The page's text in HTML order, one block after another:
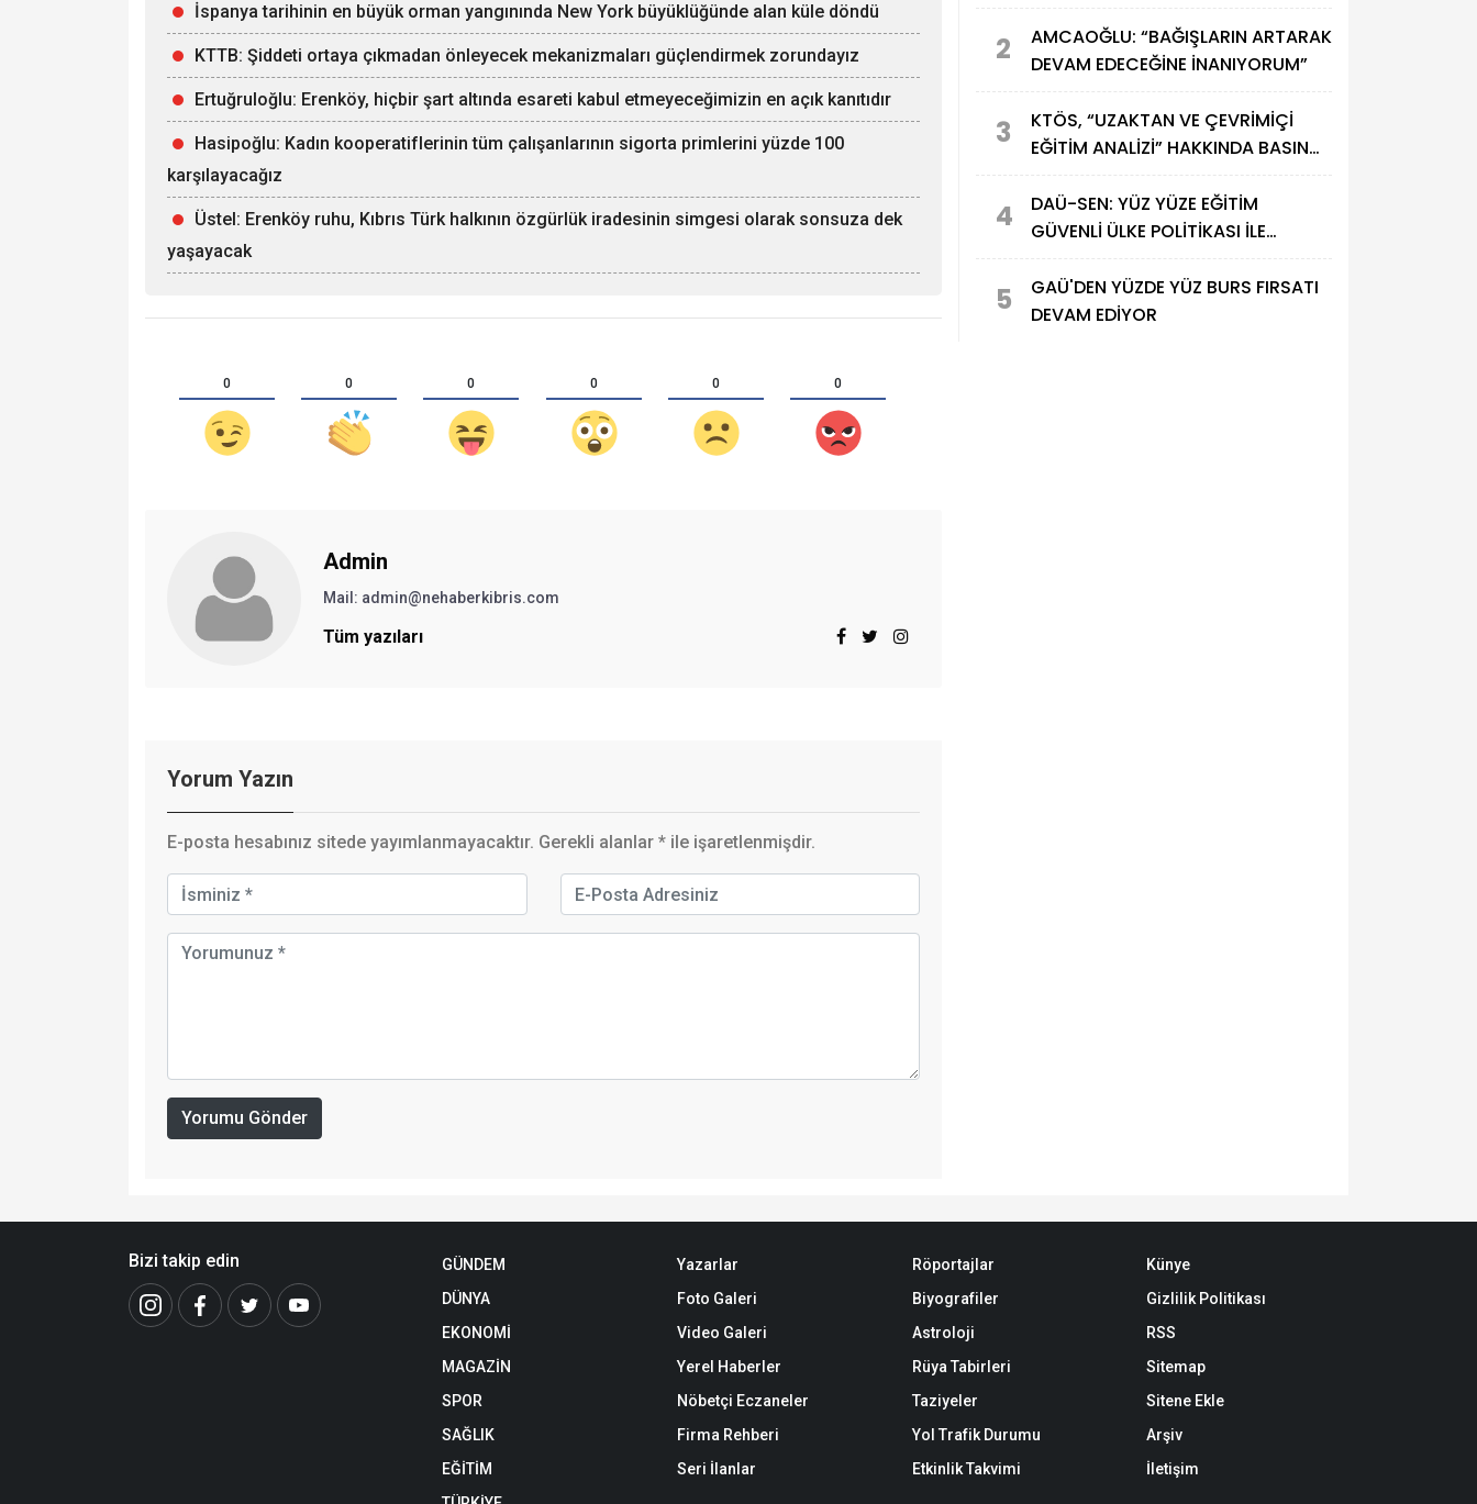
İspanya tarihinin en büyük orman yangınında New York büyüklüğünde alan küle döndü
KTTB: Şiddeti ortaya çıkmadan önleyecek mekanizmaları güçlendirmek zorundayız
Ertuğruloğlu: Erenköy, hiçbir şart altında esareti kabul etmeyeceğimizin en açık kanıtıdır
Hasipoğlu: Kadın kooperatiflerinin tüm çalışanlarının sigorta primlerini yüzde 100
karşılayacağız
Üstel: Erenköy ruhu, Kıbrıs Türk halkının özgürlük iradesinin simgesi olarak sonsuza dek
yaşayacak
0 0 0 0 0 0
Admin
Mail: admin@nehaberkibris.com
Tüm yazıları
Yorum Yazın
E-posta hesabınız sitede yayımlanmayacaktır. Gerekli alanlar * ile işaretlenmişdir.
Yorumu Gönder
2
AMCAOĞLU: “BAĞIŞLARIN ARTARAK
DEVAM EDECEĞİNE İNANIYORUM”
3
KTÖS, “UZAKTAN VE ÇEVRİMİÇİ
EĞİTİM ANALİZİ” HAKKINDA BASIN
4
DAÜ-SEN: YÜZ YÜZE EĞİTİM
GÜVENLİ ÜLKE POLİTİKASI İLE
5
GAÜ'DEN YÜZDE YÜZ BURS FIRSATI
DEVAM EDİYOR
Bizi takip edin
GÜNDEM
DÜNYA
EKONOMİ
MAGAZİN
SPOR
SAĞLIK
EĞİTİM
Yazarlar
Foto Galeri
Video Galeri
Yerel Haberler
Nöbetçi Eczaneler
Firma Rehberi
Seri İlanlar
Röportajlar
Biyografiler
Astroloji
Rüya Tabirleri
Taziyeler
Yol Trafik Durumu
Etkinlik Takvimi
Künye
Gizlilik Politikası
RSS
Sitemap
Sitene Ekle
Arşiv
İletişim